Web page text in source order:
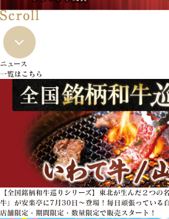
ニュース
一覧はこちら
【全国銘柄和牛巡りシリーズ】東北が生んだ２つの
牛」が安楽亭に7月30日～登場！毎日頑張っている
店舗限定・期間限定・数量限定で販売スタート！